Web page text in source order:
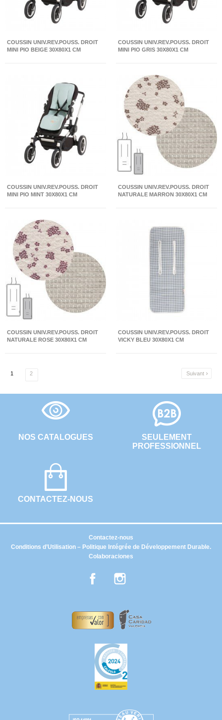
COUSSIN UNIV.REV.POUSS. DROIT
MINI PIO BEIGE 30X80X1 CM
COUSSIN UNIV.REV.POUSS. DROIT
MINI PIO GRIS 30X80X1 CM
COUSSIN UNIV.REV.POUSS. DROIT
MINI PIO MINT 30X80X1 CM
COUSSIN UNIV.REV.POUSS. DROIT
NATURALE MARRON 30X80X1 CM
COUSSIN UNIV.REV.POUSS. DROIT
NATURALE ROSE 30X80X1 CM
COUSSIN UNIV.REV.POUSS. DROIT
VICKY BLEU 30X80X1 CM
1 2 Suivant 
NOS CATALOGUES
CONTACTEZ-NOUS
SEULEMENT
PROFESSIONNEL
Conditions d’Utilisation – Politique Intégrée de Développement Durable.
Colaboraciones
Contactez-nous
Facebook